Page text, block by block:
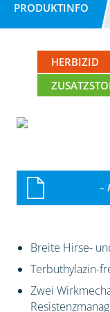
PRODUKTINFO
HERBIZID
–
Breite Hirse-
Terbuthylazin-
Zwei